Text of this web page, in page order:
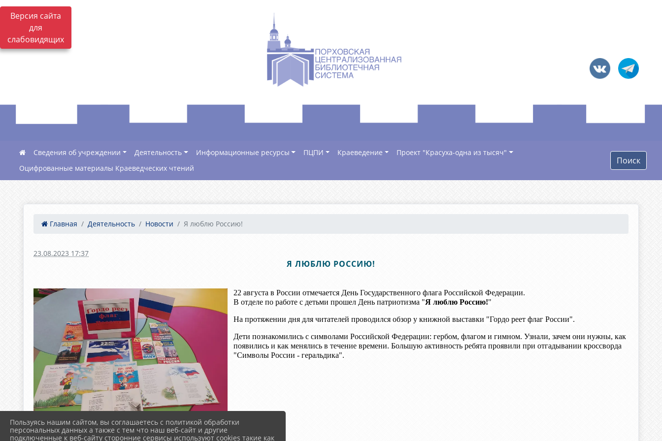
Версия сайта
для
слабовидящих
Сведения об учреждении Деятельность Информационные ресурсы ПЦПИ Краеведение
Проект "Красуха-одна из тысяч"
Оцифрованные материалы Краеведческих чтений
Поиск
Главная Деятельность Новости Я люблю Россию!
23.08.2023 17:37
Я ЛЮБЛЮ РОССИЮ!
22 августа в России отмечается День Государственного флага Российской Федерации.
В отделе по работе с детьми прошел День патриотизма "Я люблю Россию!"
На протяжении дня для читателей проводился обзор у книжной выставки "Гордо реет флаг России".
Дети познакомились с символами Российской Федерации: гербом, флагом и гимном. Узнали, зачем они нужны, как
появились и как менялись в течение времени. Большую активность ребята проявили при отгадывании кроссворда
"Символы России - геральдика".
Пользуясь нашим сайтом, вы соглашаетесь с политикой обработки
персональных данных а также с тем что наш веб-сайт и другие
подключенные к веб-сайту сторонние сервисы используют cookies такие как